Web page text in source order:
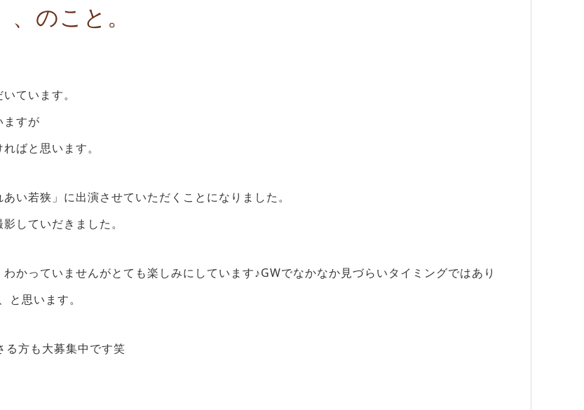
のこと。
ています。
ますが
ばと思います。
い若狭」に出演させていただくことになりました。
していだきました。
かっていませんがとても楽しみにしています♪GWでなかなか見づらいタイミングではあり
思います。
る方も大募集中です笑